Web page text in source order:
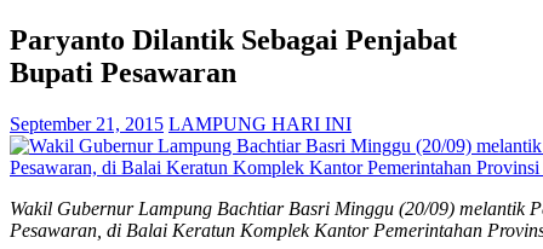
Paryanto Dilantik Sebagai Penjabat
Bupati Pesawaran
September 21, 2015 LAMPUNG HARI INI
Wakil Gubernur Lampung Bachtiar Basri Minggu (20/09) melantik
Pesawaran, di Balai Keratun Komplek Kantor Pemerintahan